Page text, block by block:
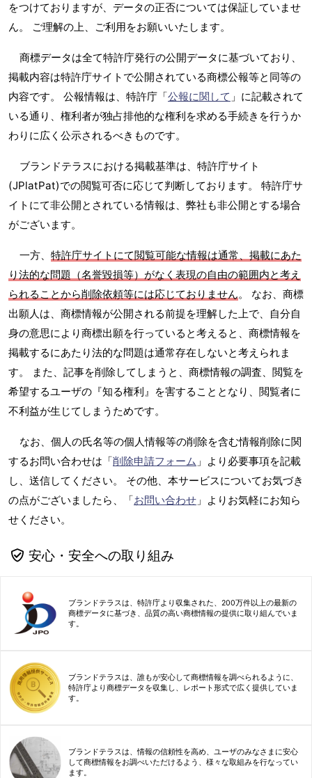
をつけておりますが、データの正否については保証していませ
ん。 ご理解の上、ご利用をお願いいたします。
商標データは全て特許庁発行の公開データに基づいており、
掲載内容は特許庁サイトで公開されている商標公報等と同等の
内容です。 公報情報は、特許庁「公報に関して 」に記載されて
いる通り、権利者が独占排他的な権利を求める手続きを行うか
わりに広く公示されるべきものです。
ブランドテラスにおける掲載基準は、特許庁サイト
(JPlatPat)での閲覧可否に応じて判断しております。 特許庁サ
イトにて非公開とされている情報は、弊社も非公開とする場合
がございます。
一方、 特許庁サイトにて閲覧可能な情報は通常、掲載にあた
り法的な問題（名誉毀損等）がなく表現の自由の範囲内と考え
られることから削除依頼等には応じておりません。 なお、商標
出願人は、商標情報が公開される前提を理解した上で、自分自
身の意思により商標出願を行っていると考えると、商標情報を
掲載するにあたり法的な問題は通常存在しないと考えられま
す。 また、記事を削除してしまうと、商標情報の調査、閲覧を
希望するユーザの『知る権利』を害することとなり、閲覧者に
不利益が生じてしまうためです。
なお、個人の氏名等の個人情報等の削除を含む情報削除に関
するお問い合わせは「削除申請フォーム 」より必要事項を記載
し、送信してください。 その他、本サービスについてお気づき
の点がございましたら、「お問い合わせ 」よりお気軽にお知ら
せください。
安心・安全への取り組み
ブランドテラスは、特許庁より収集された、200万件以上の最新の
商標データに基づき、品質の高い商標情報の提供に取り組んでいま
す。
ブランドテラスは、誰もが安心して商標情報を調べられるように、
特許庁より商標データを収集し、レポート形式で広く提供していま
す。
ブランドテラスは、情報の信頼性を高め、ユーザのみなさまに安心
して商標情報をお調べいただけるよう、様々な取組みを行なってい
ます。